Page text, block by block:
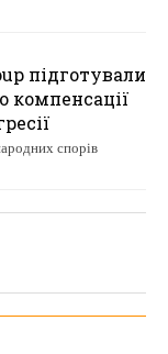
підготували
компенсації
спорів